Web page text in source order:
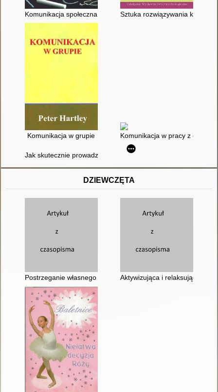
Komunikacja społeczna w edukacji : inspiracje, analizy,
Sztuka rozwiązywania
Komunikacja w grupie Komunikacja w pracy z
Jak skutecznie prowadzić warsztaty z zakresu komunikacji :
DZIEWCZĘTA
Postrzeganie własnego ciała przez dziewczęta w wieku
Aktywizująca i relaksująca rola